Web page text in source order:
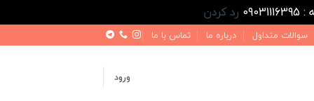
رد کردن
سوالات متداول درباره ما تماس با ما
ورود